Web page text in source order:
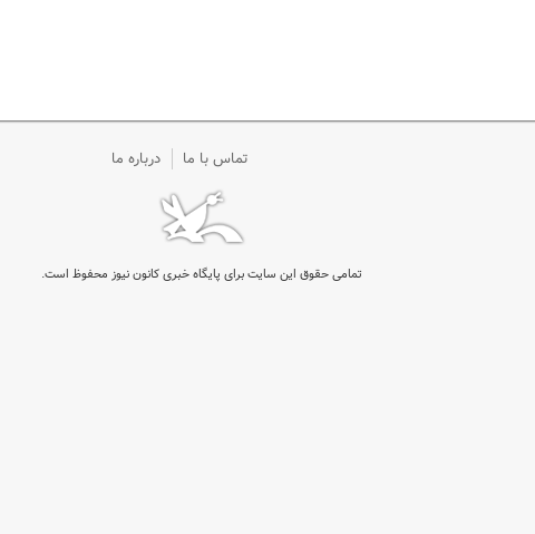
تماس با ما درباره ما
تمامی حقوق این سایت برای پایگاه خبری کانون نیوز محفوظ است.